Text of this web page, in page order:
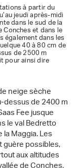
à partir du
jeudi après-midi
dans le sud de la
Conches et dans le
également dans les
40 à 80 cm de
de 2500 m
pour ainsi dire
neige sèche
dessus de 2400 m
Fee jusque
le val Bedretto
Maggia. Les
possibles,
aux altitudes